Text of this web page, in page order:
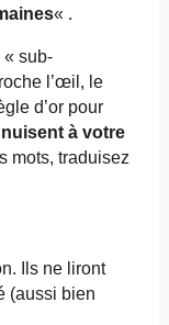
« .
« sub-
l’œil, le
d’or pour
à votre
mots, traduisez
Ils ne liront
(aussi bien